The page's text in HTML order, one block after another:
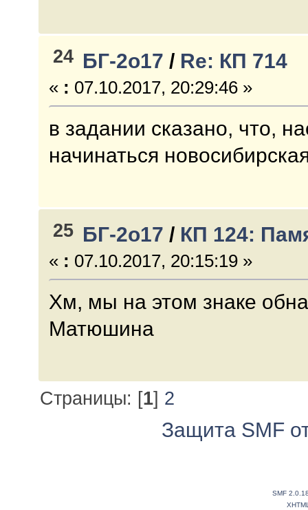
24 БГ-2о17 / Re: КП 714
« : 07.10.2017, 20:29:46 »
в задании сказано, что,
начинаться
25 БГ-2о17 / КП 124:
« : 07.10.2017, 20:15:19 »
Хм, мы на этом знаке
Матюшина
Страницы: [1] 2
Защита SMF
SMF